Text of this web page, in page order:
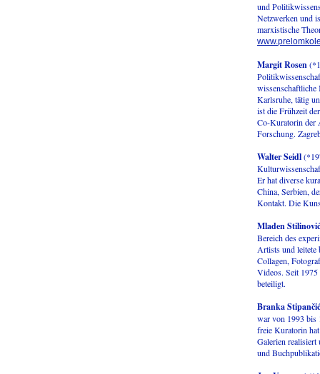
und
Netzwerken und
marxistische
Margit Rosen
Karlsruhe, tätig
ist die Frühzeit
Co-Kuratorin der
Forschung.
Walter Seidl
Er hat diverse
China, Serbien,
Kontakt. Die
Mladen Stilinović
Bereich des
Artists und leitete
Collagen,
Videos. Seit 1975
beteiligt.
Branka Stipančić
war von 1993 bis
freie Kuratorin
Galerien
und